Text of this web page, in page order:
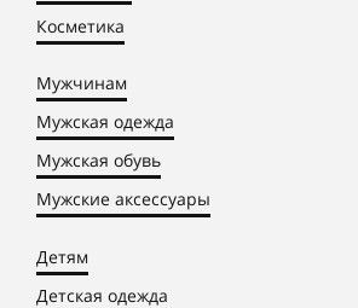
Косметика
Мужчинам
Мужская одежда
Мужская обувь
Мужские аксессуары
Детям
Детская одежда